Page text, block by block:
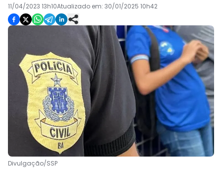
11/04/2023 13h10Atualizado em: 30/01/2025 10h42
Divulgação/SSP